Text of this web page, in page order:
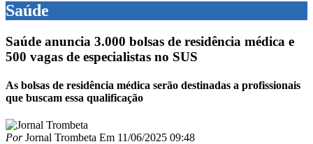
Saúde
Saúde anuncia 3.000 bolsas de residência médica e
500 vagas de especialistas no SUS
As bolsas de residência médica serão destinadas a profissionais
que buscam essa qualificação
PorJornal Trombeta Em 11/06/2025 09:48